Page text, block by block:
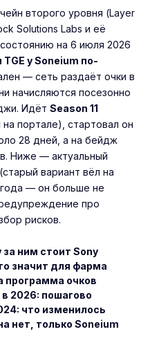
второго уровня (Layer
Solutions Labs и её
на 6 июля 2026
у Soneium по-
— сеть раздаёт очки в
начисляются посезонно
Идёт Season 11
портале), стартовал он
28 дней, а на бейдж
Ниже — актуальный
вариант вёл на
— он больше не
про
рисков.
ним стоит Sony
значит для фарма
программа очков
2026: пошагово
что изменилось
нет, только Soneium